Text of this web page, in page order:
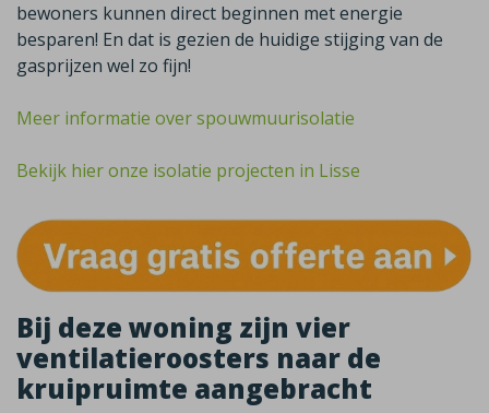
bewoners kunnen direct beginnen met energie
besparen! En dat is gezien de huidige stijging van de
gasprijzen wel zo fijn!
Meer informatie over spouwmuurisolatie
Bekijk hier onze isolatie projecten in Lisse
Bij deze woning zijn vier
ventilatieroosters naar de
kruipruimte aangebracht